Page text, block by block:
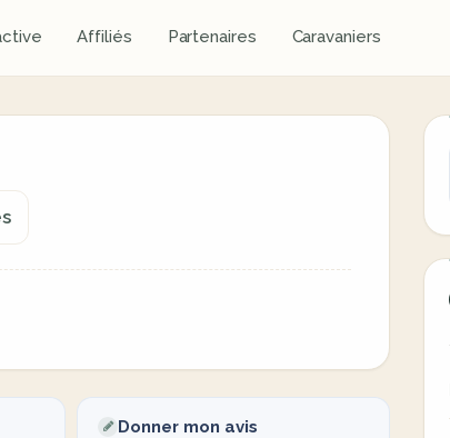
Affiliés Partenaires Caravaniers
Donner mon avis